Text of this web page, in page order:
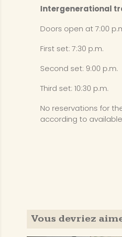
Intergenerational
Doors open at 7:00
First set: 7:30 p.m.
Second set: 9:00 p.m.
Third set: 10:30 p.m.
No reservations for
according to
Vous devriez